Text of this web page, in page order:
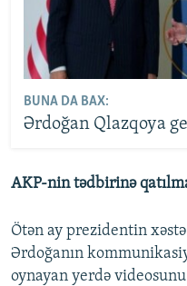
BUNA DA BAX:
Ərdoğan Qlazqoya
AKP-nin tədbirinə
Ötən ay prezidentin
Ərdoğanın
oynayan yerdə videosunu